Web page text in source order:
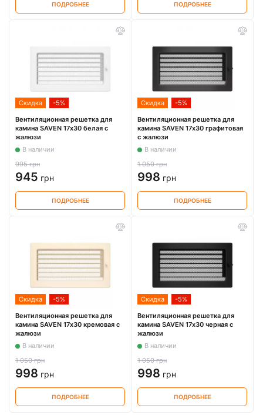
ПОДРОБНЕЕ ПОДРОБНЕЕ
Скидка -5%
Вентиляционная решетка для
камина SAVEN 17х30 белая с
жалюзи
В наличии
995 грн
945 грн
ПОДРОБНЕЕ
Скидка -5%
Вентиляционная решетка для
камина SAVEN 17х30 графитовая
с жалюзи
В наличии
1 050 грн
998 грн
ПОДРОБНЕЕ
Скидка -5%
Вентиляционная решетка для
камина SAVEN 17х30 кремовая с
жалюзи
В наличии
1 050 грн
998 грн
ПОДРОБНЕЕ
Скидка -5%
Вентиляционная решетка для
камина SAVEN 17х30 черная с
жалюзи
В наличии
1 050 грн
998 грн
ПОДРОБНЕЕ